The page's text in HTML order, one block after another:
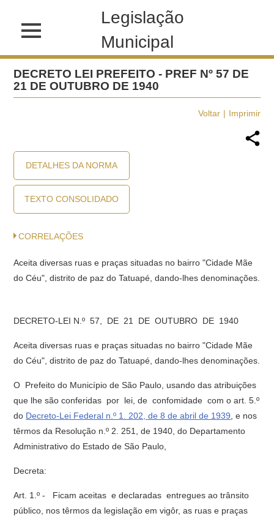
Legislação
Municipal
DECRETO LEI PREFEITO - PREF Nº 57 DE
21 DE OUTUBRO DE 1940
Voltar Imprimir
DETALHES DA NORMA
TEXTO CONSOLIDADO
CORRELAÇÕES
Aceita diversas ruas e praças situadas no bairro "Cidade Mãe
do Céu", distrito de paz do Tatuapé, dando-lhes denominações.
DECRETO-LEI N.º 57, DE 21 DE OUTUBRO DE 1940
Aceita diversas ruas e praças situadas no bairro "Cidade Mãe
do Céu", distrito de paz do Tatuapé, dando-lhes denominações.
O Prefeito do Município de São Paulo, usando das atribuições
que lhe são conferidas por lei, de confomidade com o art. 5.º
do Decreto-Lei Federal n.º 1. 202, de 8 de abril de 1939 , e nos
têrmos da Resolução n.º 2. 251, de 1940, do Departamento
Administrativo do Estado de São Paulo,
Decreta:
Art. 1.º - Ficam aceitas e declaradas entregues ao trânsito
público, nos têrmos da legislação em vigôr, as ruas e praças